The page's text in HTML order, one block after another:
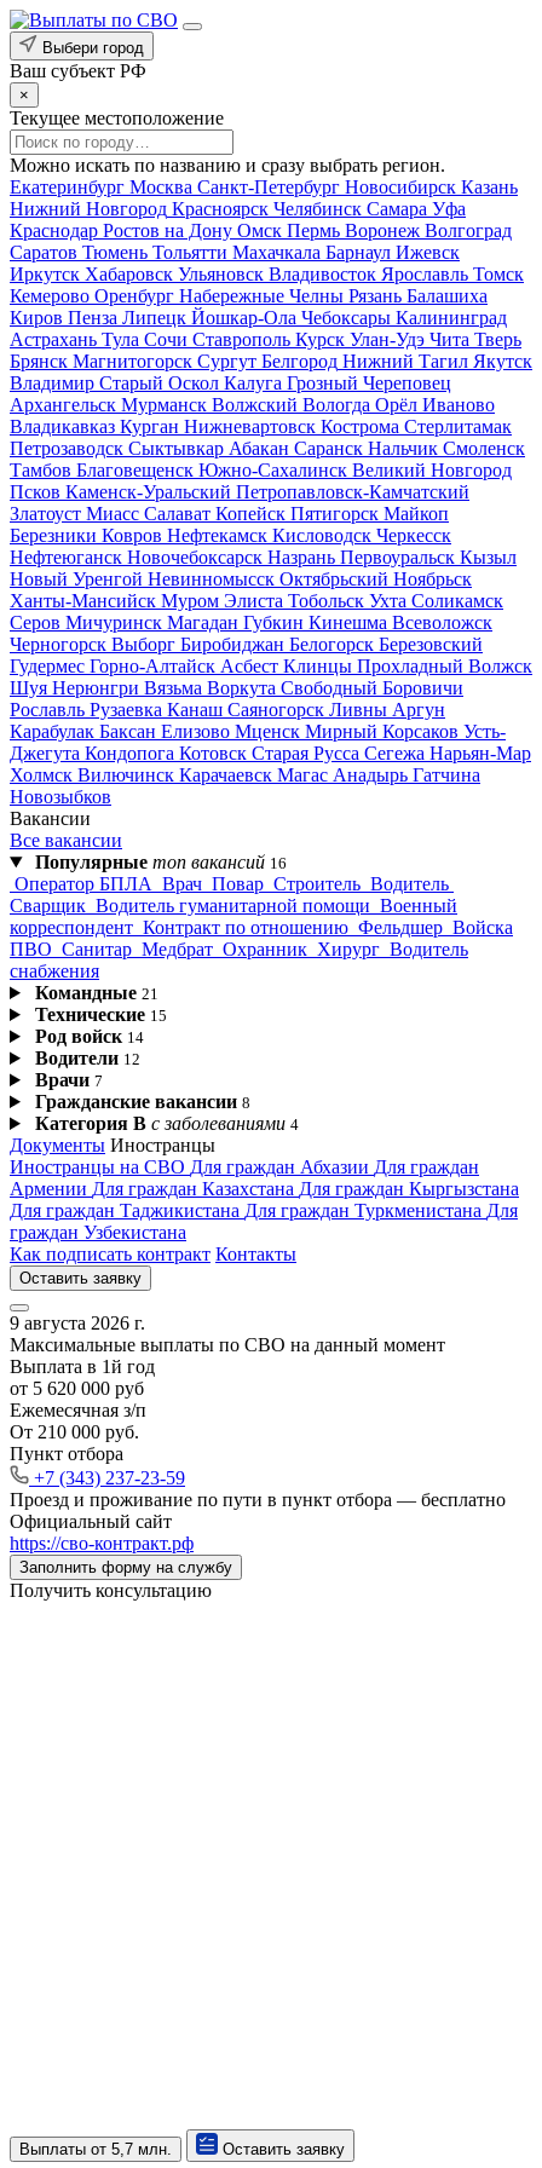
Выбери город
Ваш субъект РФ
×
Текущее местоположение
Можно искать по названию и сразу выбрать регион.
Екатеринбург Москва Санкт-Петербург Новосибирск Казань
Нижний Новгород Красноярск Челябинск Самара Уфа
Краснодар Ростов на Дону Омск Пермь Воронеж Волгоград
Саратов Тюмень Тольятти Махачкала Барнаул Ижевск
Иркутск Хабаровск Ульяновск Владивосток Ярославль Томск
Кемерово Оренбург Набережные Челны Рязань Балашиха
Киров Пенза Липецк Йошкар-Ола Чебоксары Калининград
Астрахань Тула Сочи Ставрополь Курск Улан-Удэ Чита Тверь
Брянск Магнитогорск Сургут Белгород Нижний Тагил Якутск
Владимир Старый Оскол Калуга Грозный Череповец
Архангельск Мурманск Волжский Вологда Орёл Иваново
Владикавказ Курган Нижневартовск Кострома Стерлитамак
Петрозаводск Сыктывкар Абакан Саранск Нальчик Смоленск
Тамбов Благовещенск Южно-Сахалинск Великий Новгород
Псков Каменск-Уральский Петропавловск-Камчатский
Златоуст Миасс Салават Копейск Пятигорск Майкоп
Березники Ковров Нефтекамск Кисловодск Черкесск
Нефтеюганск Новочебоксарск Назрань Первоуральск Кызыл
Новый Уренгой Невинномысск Октябрьский Ноябрьск
Ханты-Мансийск Муром Элиста Тобольск Ухта Соликамск
Серов Мичуринск Магадан Губкин Кинешма Всеволожск
Черногорск Выборг Биробиджан Белогорск Березовский
Гудермес Горно-Алтайск Асбест Клинцы Прохладный Волжск
Шуя Нерюнгри Вязьма Воркута Свободный Боровичи
Рославль Рузаевка Канаш Саяногорск Ливны Аргун
Карабулак Баксан Елизово Мценск Мирный Корсаков Усть-
Джегута Кондопога Котовск Старая Русса Сегежа Нарьян-Мар
Холмск Вилючинск Карачаевск Магас Анадырь Гатчина
Новозыбков
Вакансии
Все вакансии
Популярные топ вакансий 16
Оператор БПЛА Врач Повар Строитель Водитель
Сварщик Водитель гуманитарной помощи Военный
корреспондент Контракт по отношению Фельдшер Войска
ПВО Санитар Медбрат Охранник Хирург Водитель
снабжения
Командные 21
Технические 15
Род войск 14
Водители 12
Врачи 7
Гражданские вакансии 8
Категория В с заболеваниями 4
Документы Иностранцы
Иностранцы на СВО Для граждан Абхазии Для граждан
Армении Для граждан Казахстана Для граждан Кыргызстана
Для граждан Таджикистана Для граждан Туркменистана Для
граждан Узбекистана
Как подписать контракт Контакты
Оставить заявку
9 августа 2026 г.
Максимальные выплаты по СВО на данный момент
Выплата в 1й год
от 5 620 000 руб
Ежемесячная з/п
От 210 000 руб.
Пункт отбора
+7 (343) 237-23-59
Проезд и проживание по пути в пункт отбора — бесплатно
Официальный сайт
https://сво‑контракт.рф
Заполнить форму на службу
Получить консультацию
Выплаты от 5,7 млн. Оставить заявку